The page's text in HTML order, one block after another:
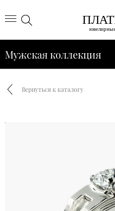
Мужская коллекция
Вернуться к каталогу